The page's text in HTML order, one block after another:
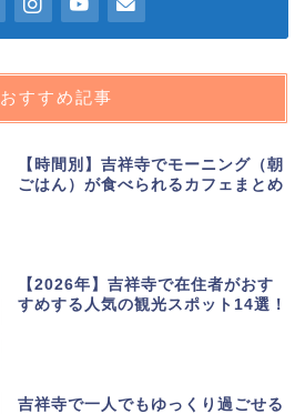
おすすめ記事
【時間別】吉祥寺でモーニング（朝
ごはん）が食べられるカフェまとめ
【2026年】吉祥寺で在住者がおす
すめする人気の観光スポット14選！
吉祥寺で一人でもゆっくり過ごせる